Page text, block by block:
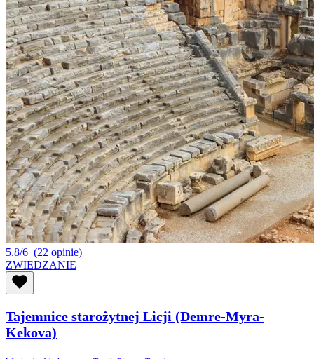
5.8/6 (22 opinie)
ZWIEDZANIE
Tajemnice starożytnej Licji (Demre-Myra-
Kekova)